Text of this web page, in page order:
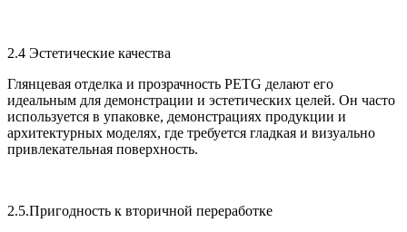
2.4 Эстетические качества
Глянцевая отделка и прозрачность PETG делают его
идеальным для демонстрации и эстетических целей. Он часто
используется в упаковке, демонстрациях продукции и
архитектурных моделях, где требуется гладкая и визуально
привлекательная поверхность.
2.5.Пригодность к вторичной переработке